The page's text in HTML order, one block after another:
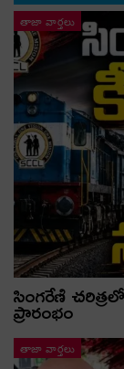
తాజా వార్తలు
సింగరేణి
ప్రారంభం
తాజా వార్తలు